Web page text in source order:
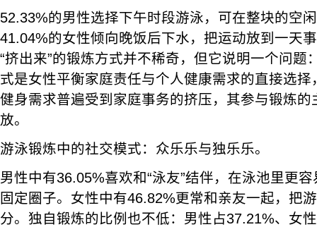
52.33%的男性选择下午时段游泳，可在整块的空
41.04%的女性倾向晚饭后下水，把运动放到一天
“挤出来”的锻炼方式并不稀奇，但它说明一个问题
式是女性平衡家庭责任与个人健康需求的直接选
健身需求普遍受到家庭事务的挤压，其参与锻炼的
放。
游泳锻炼中的社交模式：众乐乐与独乐乐。
男性中有36.05%喜欢和“泳友”结伴，在泳池里更
固定圈子。女性中有46.82%更常和亲友一起，把
分。独自锻炼的比例也不低：男性占37.21%、女